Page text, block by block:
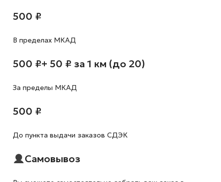
500 ₽
В пределах МКАД
500 ₽+ 50 ₽ за 1 км (до 20)
За пределы МКАД
500 ₽
До пункта выдачи заказов СДЭК
Самовывоз